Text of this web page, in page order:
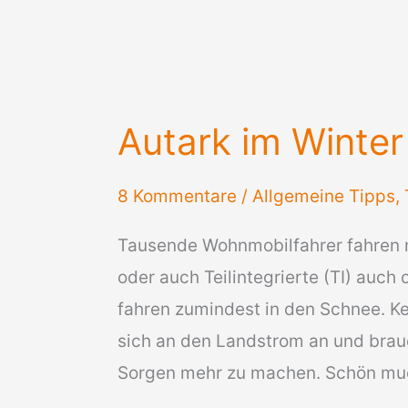
Autark im
8 Kommentare / Allgemeine Tipps,
Tausende Wohnmobilfahrer
oder auch Teilintegrierte (TI) auch
fahren zumindest in den Schnee.
sich an den Landstrom an und
Sorgen mehr zu machen. Schön